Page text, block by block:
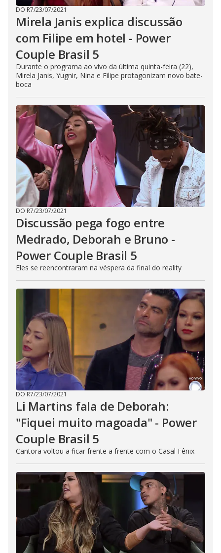
DO R7/23/07/2021
Mirela Janis explica discussão
com Filipe em hotel - Power
Couple Brasil 5
Durante o programa ao vivo da última quinta-feira (22),
Mirela Janis, Yugnir, Nina e Filipe protagonizam novo bate-
boca
DO R7/23/07/2021
Discussão pega fogo entre
Medrado, Deborah e Bruno -
Power Couple Brasil 5
Eles se reencontraram na véspera da final do reality
DO R7/23/07/2021
Li Martins fala de Deborah:
"Fiquei muito magoada" - Power
Couple Brasil 5
Cantora voltou a ficar frente a frente com o Casal Fênix